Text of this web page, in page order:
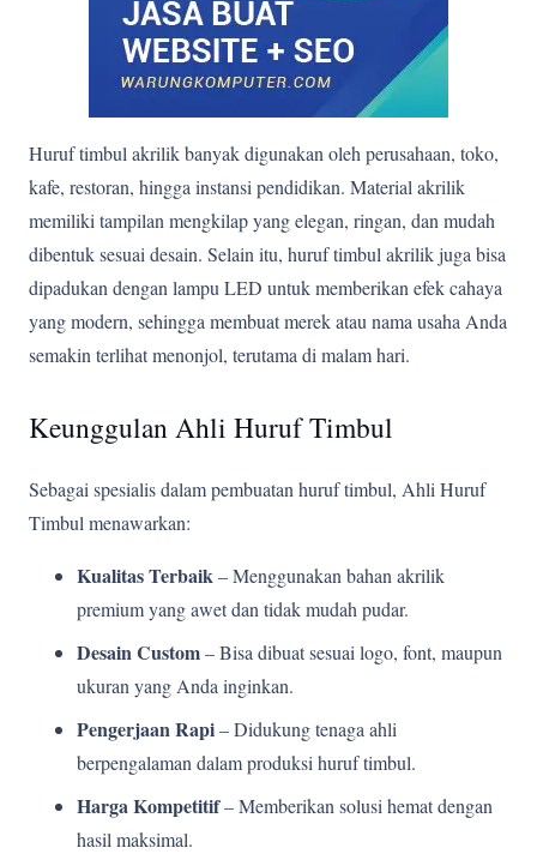
Huruf timbul akrilik banyak digunakan oleh perusahaan, toko,
kafe, restoran, hingga instansi pendidikan. Material akrilik
memiliki tampilan mengkilap yang elegan, ringan, dan mudah
dibentuk sesuai desain. Selain itu, huruf timbul akrilik juga bisa
dipadukan dengan lampu LED untuk memberikan efek cahaya
yang modern, sehingga membuat merek atau nama usaha Anda
semakin terlihat menonjol, terutama di malam hari.
Keunggulan Ahli Huruf Timbul
Sebagai spesialis dalam pembuatan huruf timbul, Ahli Huruf
Timbul menawarkan:
Kualitas Terbaik– Menggunakan bahan akrilik
premium yang awet dan tidak mudah pudar.
Desain Custom– Bisa dibuat sesuai logo, font, maupun
ukuran yang Anda inginkan.
Pengerjaan Rapi– Didukung tenaga ahli
berpengalaman dalam produksi huruf timbul.
Harga Kompetitif– Memberikan solusi hemat dengan
hasil maksimal.